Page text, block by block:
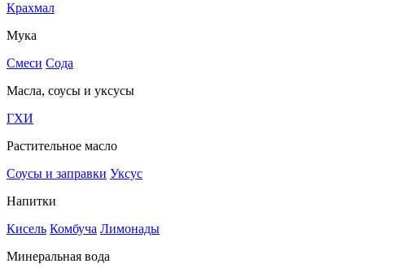
Крахмал
Мука
Смеси Сода
Масла, соусы и уксусы
ГХИ
Растительное масло
Соусы и заправки Уксус
Напитки
Кисель Комбуча Лимонады
Минеральная вода